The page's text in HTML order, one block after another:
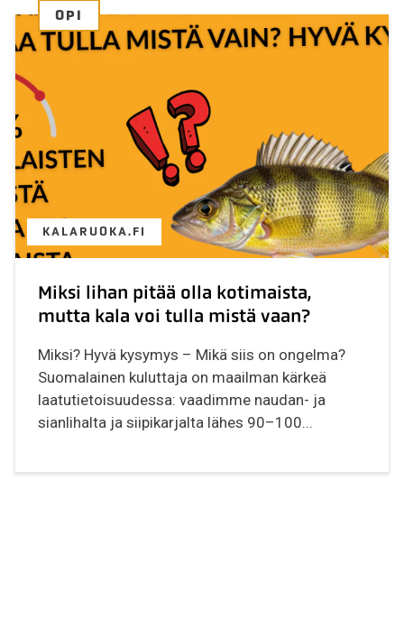
OPI
KALARUOKA.FI
Miksi lihan pitää olla kotimaista,
mutta kala voi tulla mistä vaan?
Miksi? Hyvä kysymys – Mikä siis on ongelma?
Suomalainen kuluttaja on maailman kärkeä
laatutietoisuudessa: vaadimme naudan- ja
sianlihalta ja siipikarjalta lähes 90–100...